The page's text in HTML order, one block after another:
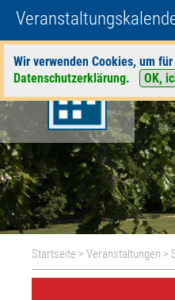
Wir verwenden Cookies, um
Datenschutzerklärung. OK,
Startseite >Veranstaltungen >